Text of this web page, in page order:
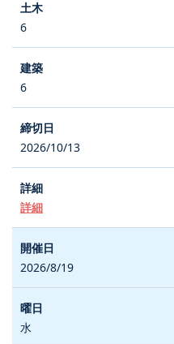
6
6
2026/10/13
詳細
2026/8/19
水